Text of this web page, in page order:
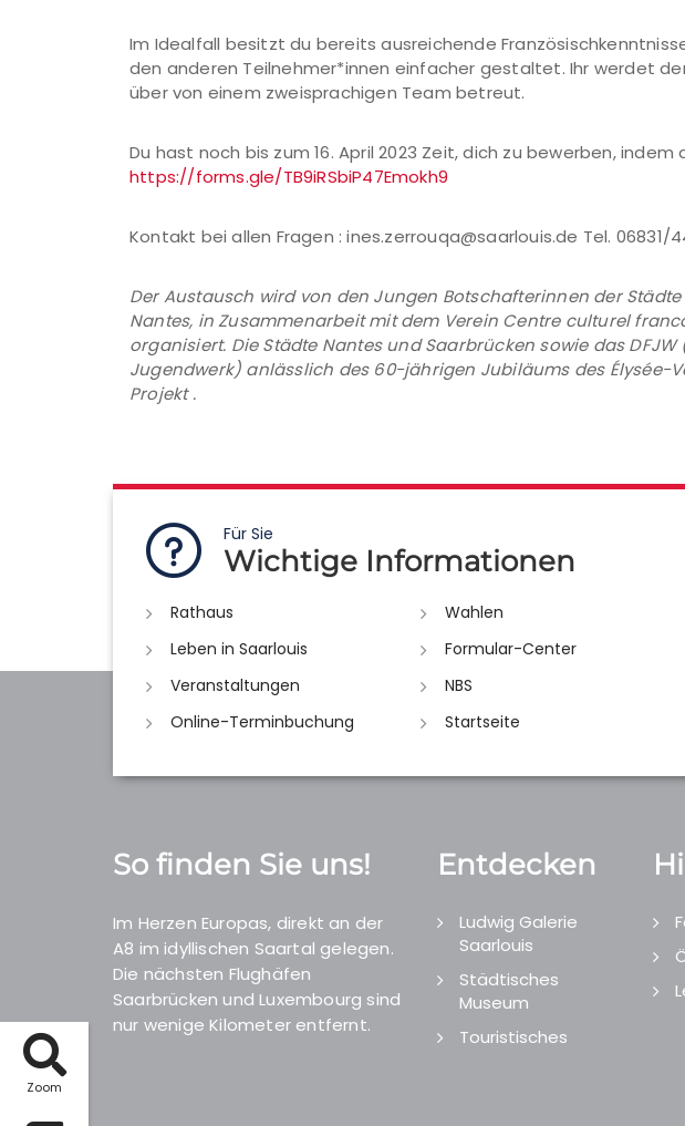
Zoom
Im Idealfall besitzt du bereits ausreichende
den anderen Teilnehmer*innen einfacher gestaltet. Ihr werdet
über von einem zweisprachigen Team betreut.
Du hast noch bis zum 16. April 2023 Zeit, dich zu bewerben, indem
https://forms.gle/TB9iRSbiP47Emokh9
Kontakt bei allen Fragen : ines.zerrouqa@saarlouis.de Tel. 06831/
Der Austausch wird von den Jungen Botschafterinnen der
Nantes, in Zusammenarbeit mit dem Verein Centre culturel
organisiert. Die Städte Nantes und Saarbrücken sowie das
Jugendwerk) anlässlich des 60-jährigen Jubiläums des Élysée-
Projekt .
Für Sie
Wichtige Informationen
Rathaus
Wahlen
Leben in Saarlouis
Formular-Center
Veranstaltungen
NBS
Online-Terminbuchung
Startseite
So finden Sie uns!
Im Herzen Europas, direkt an der
A8 im idyllischen Saartal gelegen.
Die nächsten Flughäfen
Saarbrücken und Luxembourg sind
nur wenige Kilometer entfernt.
Entdecken
Ludwig Galerie
Saarlouis
Städtisches
Museum
Touristisches